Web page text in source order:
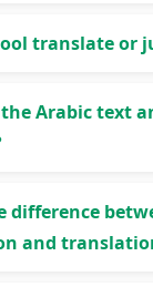
translate or
letters — not
the Arabic text
difference
and